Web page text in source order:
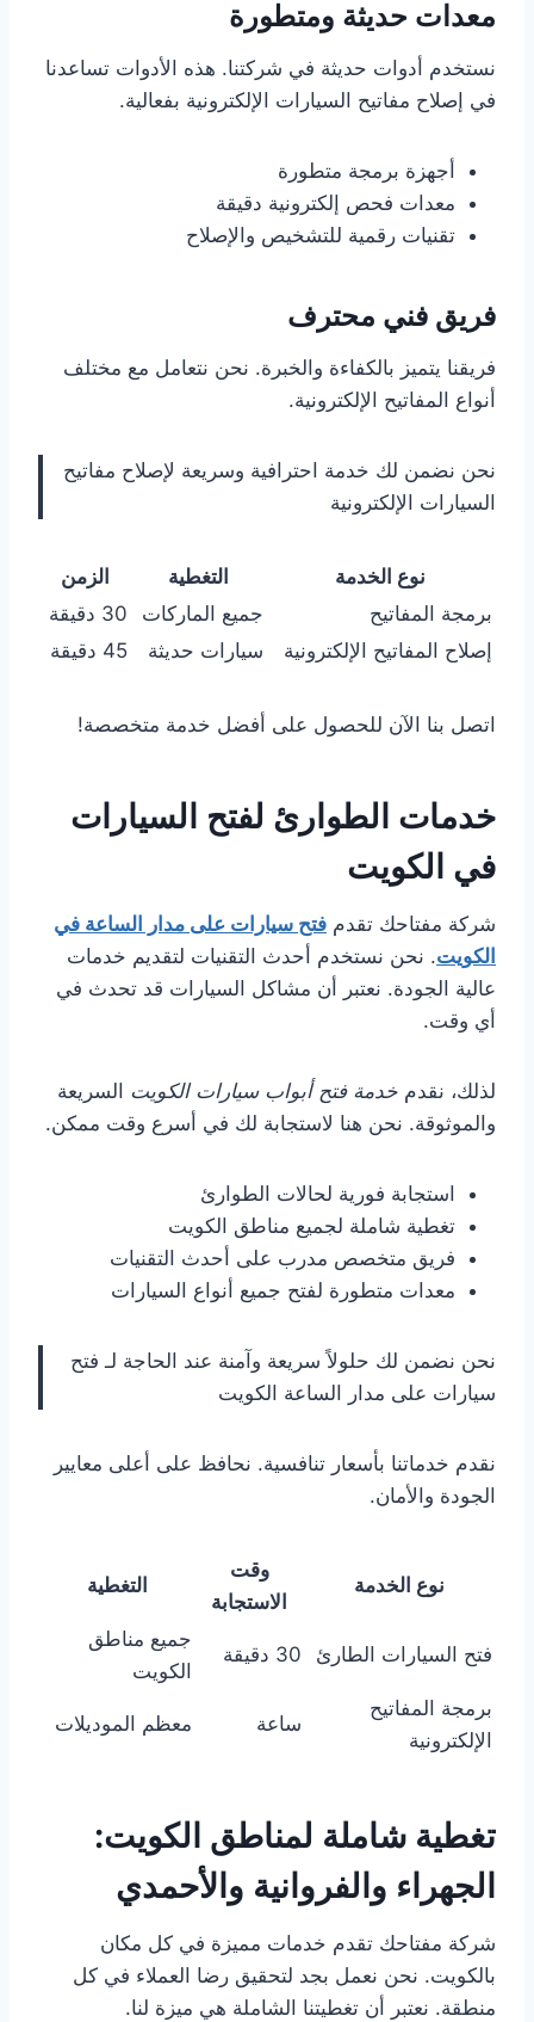
معدات حديثة ومتطورة
نستخدم أدوات حديثة في شركتنا. هذه الأدوات تساعدنا
في إصلاح مفاتيح السيارات الإلكترونية بفعالية.
أجهزة برمجة متطورة
معدات فحص إلكترونية دقيقة
تقنيات رقمية للتشخيص والإصلاح
فريق فني محترف
فريقنا يتميز بالكفاءة والخبرة. نحن نتعامل مع مختلف
أنواع المفاتيح الإلكترونية.
نحن نضمن لك خدمة احترافية وسريعة لإصلاح مفاتيح
السيارات الإلكترونية
نوع الخدمة التغطية
الزمن
برمجة المفاتيح
جميع الماركات
30 دقيقة
إصلاح المفاتيح الإلكترونية
سيارات حديثة 45 دقيقة
اتصل بنا الآن للحصول على أفضل خدمة متخصصة!
خدمات الطوارئ لفتح السيارات
في الكويت
شركة مفتاحك تقدم فتح سيارات على مدار الساعة في
الكويت. نحن نستخدم أحدث التقنيات لتقديم خدمات
عالية الجودة. نعتبر أن مشاكل السيارات قد تحدث في
أي وقت.
لذلك، نقدم خدمة فتح أبواب سيارات الكويت السريعة
والموثوقة. نحن هنا لاستجابة لك في أسرع وقت ممكن.
استجابة فورية لحالات الطوارئ
تغطية شاملة لجميع مناطق الكويت
فريق متخصص مدرب على أحدث التقنيات
معدات متطورة لفتح جميع أنواع السيارات
نحن نضمن لك حلولاً سريعة وآمنة عند الحاجة لـ فتح
سيارات على مدار الساعة الكويت
نقدم خدماتنا بأسعار تنافسية. نحافظ على أعلى معايير
الجودة والأمان.
نوع الخدمة
وقت
الاستجابة
التغطية
فتح السيارات الطارئ 30 دقيقة
جميع مناطق
الكويت
برمجة المفاتيح
الإلكترونية
ساعة معظم الموديلات
تغطية شاملة لمناطق الكويت:
الجهراء والفروانية والأحمدي
شركة مفتاحك تقدم خدمات مميزة في كل مكان
بالكويت. نحن نعمل بجد لتحقيق رضا العملاء في كل
منطقة. نعتبر أن تغطيتنا الشاملة هي ميزة لنا.